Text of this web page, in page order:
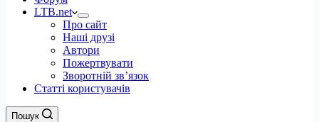
LTB.net
Про сайт
Наші друзі
Автори
Пожертвувати
Зворотній зв’язок
Статті користувачів
Пошук